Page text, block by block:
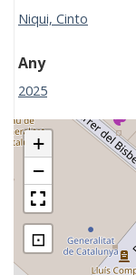
Niqui, Cinto
Any
2025
+
−
⊡